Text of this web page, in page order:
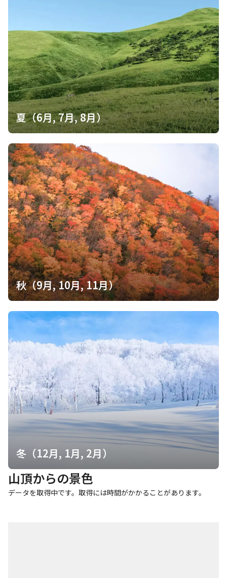
鴨沢バス停-小袖登山口-七ツ石山-ヨモギノ頭-小
雲取山登山口公衆ト
イレ
詳細を見る
駐車場の敷地内にトイレあり
このポイントを通過するコース
鴨沢バス停-小袖登山口-七ツ石山-ヨモギノ頭-小
雲取山-雲 縦走コース
トイレ
このポイントを通過するコース
鴨沢バス停-小袖登山口-七ツ石山-ヨモギノ頭-小
雲取山-雲 縦走コース
五十人平野営場バイ
オトイレ
詳細を見る
有料100円
このポイントを通過するコース
鴨沢バス停-小袖登山口-七ツ石山-ヨモギノ頭-小
雲取山-雲 縦走コース
雲取山避難小屋トイ
レ
詳細を見る
利用時期：通年 設備：バイオトイレ・トイレッ
トペーパー無・小便器1台・大便器1台・水道・電
気無し 補足情報：紙は基本無し、使用済み紙は
持ち帰り袋対応。清掃され比較的綺麗だが臭気が
あります。
このポイントを通過するコース
鴨沢バス停-小袖登山口-七ツ石山-ヨモギノ頭-小
雲取山-雲 縦走コース
雲取山荘前トイレ
利用時期：通年 設備：水洗・トイレットペーパ
夏（6月, 7月, 8月）
秋（9月, 10月, 11月）
冬（12月, 1月, 2月）
山頂からの景色
データを取得中です。取得には時間がかかることがあります。